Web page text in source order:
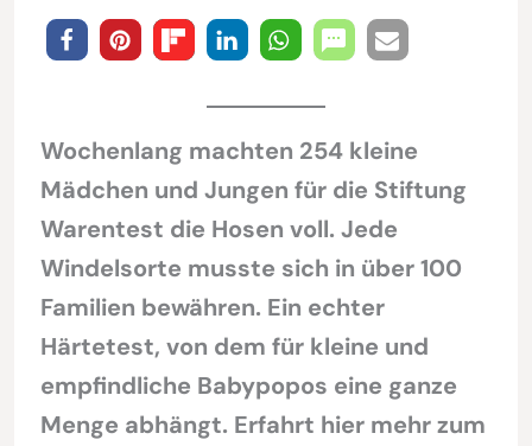
Wochenlang machten 254 kleine
Mädchen und Jungen für die Stiftung
Warentest die Hosen voll. Jede
Windelsorte musste sich in über 100
Familien bewähren. Ein echter
Härtetest, von dem für kleine und
empfindliche Babypopos eine ganze
Menge abhängt. Erfahrt hier mehr zum